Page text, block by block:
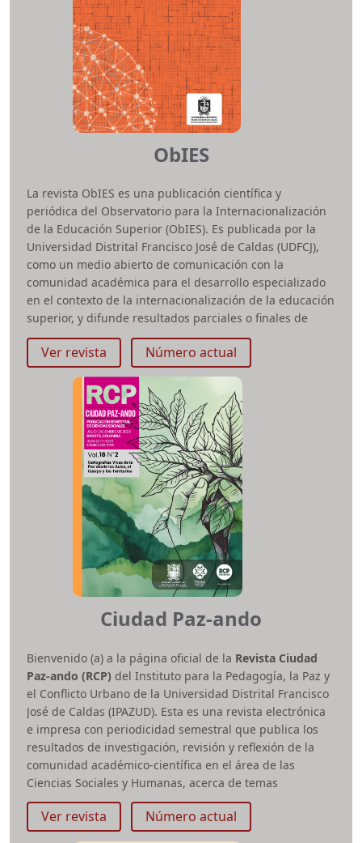
Título de la revista:Revista Vínculos
Título abreviado:Rev. Vínculos
Facultad:Tecnológica
revvinculos.ud@udistrital.edu.co
ObIES
La revista ObIES es una publicación científica y
periódica del Observatorio para la Internacionalización
de la Educación Superior (ObIES). Es publicada por la
Universidad Distrital Francisco José de Caldas (UDFCJ),
como un medio abierto de comunicación con la
comunidad académica para el desarrollo especializado
en el contexto de la internacionalización de la educación
superior, y difunde resultados parciales o finales de
investigaciones.
ISSN impreso:2590-552X
2590-5449
Periodicidad:Anual
Área temática:Internacionalización de la Educación
Centro de Relaciones Interinstitucionales
revobies.ud@correo.udistrital.edu.co
Ver revista Número actual
Ciudad Paz-ando
Bienvenido (a) a la página oficial de la Revista Ciudad
Paz-ando (RCP) del Instituto para la Pedagogía, la Paz y
el Conflicto Urbano de la Universidad Distrital Francisco
José de Caldas (IPAZUD). Esta es una revista electrónica
e impresa con periodicidad semestral que publica los
resultados de investigación, revisión y reflexión de la
comunidad académico-científica en el área de las
Ciencias Sociales y Humanas, acerca de temas
referentes al conflicto, la paz, la pedagogía, la memoria,
el territorio y los estudios de género.
Ver revista Número actual